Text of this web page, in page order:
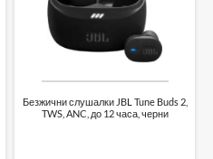
Безжични слушалки JBL Tune Buds 2,
TWS, ANC, до 12 часа, черни